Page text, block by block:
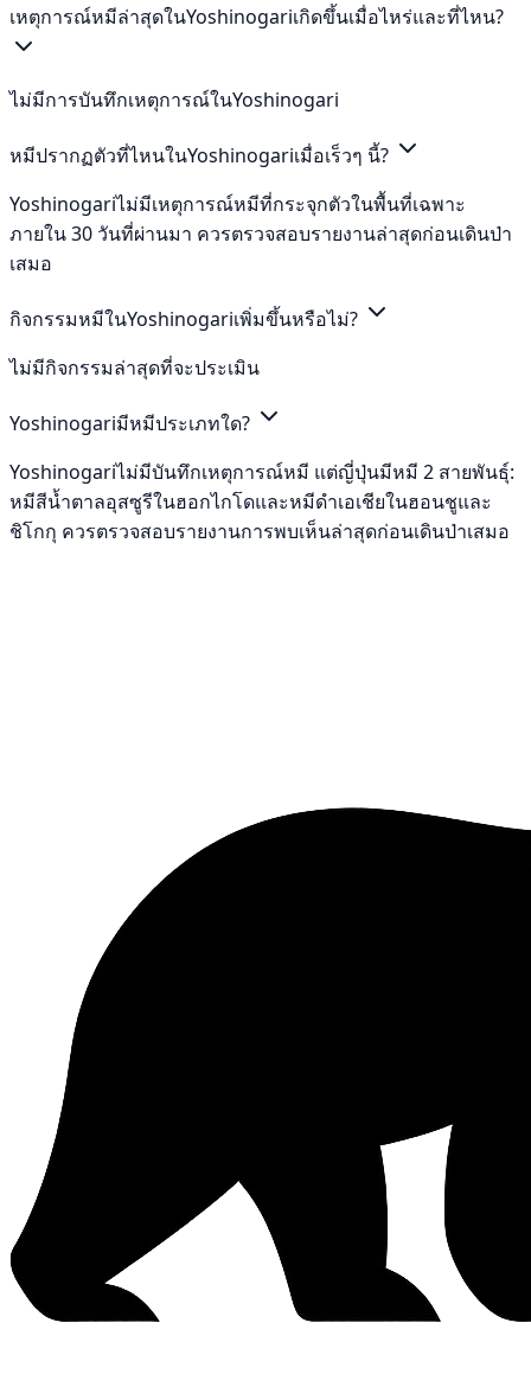
เหตุการณ์หมีล่าสุดในYoshinogariเกิดขึ้นเมื่อไหร่และที่ไหน?
ไม่มีการบันทึกเหตุการณ์ในYoshinogari
หมีปรากฏตัวที่ไหนในYoshinogariเมื่อเร็วๆ นี้?
Yoshinogariไม่มีเหตุการณ์หมีที่กระจุกตัวในพื้นที่เฉพาะ
ภายใน 30 วันที่ผ่านมา ควรตรวจสอบรายงานล่าสุดก่อนเดินป่า
เสมอ
กิจกรรมหมีในYoshinogariเพิ่มขึ้นหรือไม่?
ไม่มีกิจกรรมล่าสุดที่จะประเมิน
Yoshinogariมีหมีประเภทใด?
Yoshinogariไม่มีบันทึกเหตุการณ์หมี แต่ญี่ปุ่นมีหมี 2 สายพันธุ์:
หมีสีน้ำตาลอุสซูรีในฮอกไกโดและหมีดำเอเชียในฮอนชูและ
ชิโกกุ ควรตรวจสอบรายงานการพบเห็นล่าสุดก่อนเดินป่าเสมอ